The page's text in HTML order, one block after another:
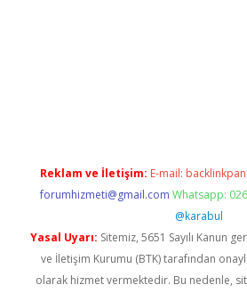
Reklam ve İletişim: E-mail:
forumhizmeti@gmail.com Whatsapp:
@karabul
Yasal Uyarı: Sitemiz, 5651 Sayılı Kanun
ve İletişim Kurumu (BTK) tarafından
olarak hizmet vermektedir. Bu nedenle,